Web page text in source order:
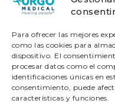
Para ofrecer las mejores
como las cookies para
dispositivo. El
procesar datos como el
identificaciones únicas en
consentimiento, puede
características y funciones.